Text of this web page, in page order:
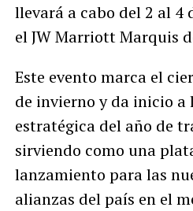
llevará a cabo del 2 al 4
el JW Marriott Marquis
Este evento marca el
de invierno y da inicio
estratégica del año de
sirviendo como una
lanzamiento para las
alianzas del país en el